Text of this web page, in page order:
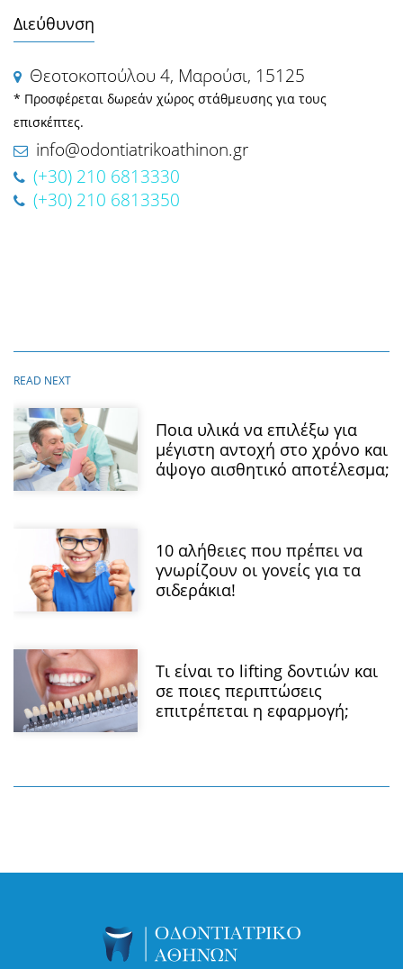
Διεύθυνση
Θεοτοκοπούλου 4, Μαρούσι, 15125
* Προσφέρεται δωρεάν χώρος στάθμευσης για τους
επισκέπτες.
info@odontiatrikoathinon.gr
(+30) 210 6813330
(+30) 210 6813350
Ποια υλικά να επιλέξω για
μέγιστη αντοχή στο χρόνο και
άψογο αισθητικό αποτέλεσμα;
10 αλήθειες που πρέπει να
γνωρίζουν οι γονείς για τα
σιδεράκια!
Τι είναι το lifting δοντιών και
σε ποιες περιπτώσεις
επιτρέπεται η εφαρμογή;